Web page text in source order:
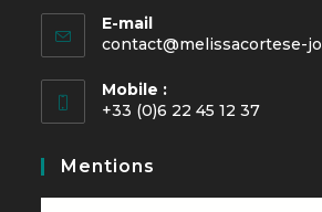
E-mail
contact@melissacortese-
Mobile :
+33 (0)6 22 45 12 37
Mentions